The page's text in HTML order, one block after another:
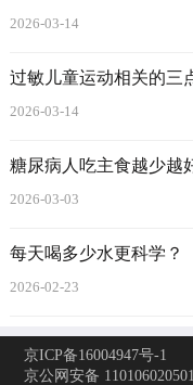
2026-03-14
过敏儿童运动相关的三
2026-03-14
糖尿病人吃主食越少越
2026-03-03
每天喝多少水更科学？
2026-02-23
京ICP备16004947号-1
京公网安备